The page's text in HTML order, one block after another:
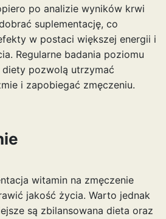
po analizie wyników krwi
suplementację, co
w postaci większej energii i
Regularne badania poziomu
pozwolą utrzymać
i zapobiegać zmęczeniu.
witamin na zmęczenie
jakość życia. Warto jednak
są zbilansowana dieta oraz